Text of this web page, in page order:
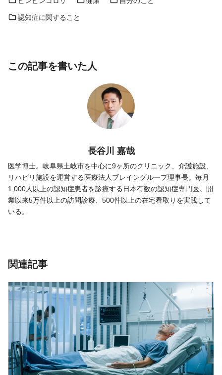
認知症に関すること
この記事を書いた人
長谷川 嘉哉
医学博士。岐阜県土岐市を中心に9ヶ所のクリニック、介護施設、
リハビリ施設を運営する医療法人ブレイングループ理事長。毎月
1,000人以上の認知症患者を診療する日本有数の認知症専門医。開
業以来5万件以上の訪問診療、500件以上の在宅看取りを実践して
いる。
関連記事